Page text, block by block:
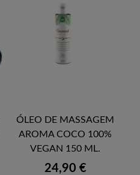
ÓLEO DE MASSAGEM
AROMA COCO 100%
VEGAN 150 ML.
Preço
24,90 €